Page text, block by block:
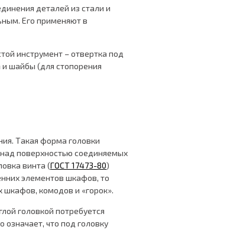
деталей из стали и
Его применяют в
инструмент – отвертка под
шайбы (для стопорения
Такая форма головки
поверхностью соединяемых
винта (ГОСТ 17473-80)
элементов шкафов, то
шкафов, комодов и «горок».
головкой потребуется
означает, что под головку